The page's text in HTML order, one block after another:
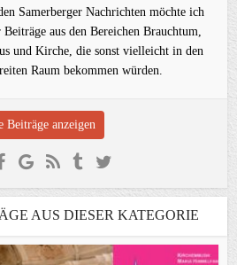
Samerberger Nachrichten möchte ich
aus den Bereichen Brauchtum,
und Kirche, die sonst vielleicht in den
Raum bekommen würden.
Beiträge anzeigen
AUS DIESER KATEGORIE